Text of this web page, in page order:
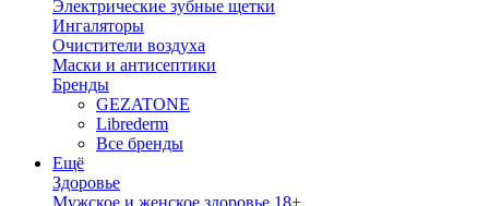
Электрические зубные щетки
Ингаляторы
Очистители воздуха
Маски и антисептики
Бренды
GEZATONE
Librederm
Все бренды
Ещё
Здоровье
Мужское и женское здоровье 18+